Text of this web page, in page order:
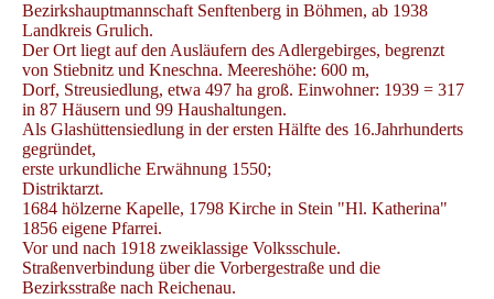
Bezirkshauptmannschaft Senftenberg in Böhmen, ab 1938
Landkreis Grulich.
Der Ort liegt auf den Ausläufern des Adlergebirges, begrenzt
von Stiebnitz und Kneschna. Meereshöhe: 600 m,
Dorf, Streusiedlung, etwa 497 ha groß. Einwohner: 1939 = 317
in 87 Häusern und 99 Haushaltungen.
Als Glashüttensiedlung in der ersten Hälfte des 16.Jahrhunderts
gegründet,
erste urkundliche Erwähnung 1550;
Distriktarzt.
1684 hölzerne Kapelle, 1798 Kirche in Stein "Hl. Katherina"
1856 eigene Pfarrei.
Vor und nach 1918 zweiklassige Volksschule.
Straßenverbindung über die Vorbergestraße und die
Bezirksstraße nach Reichenau.